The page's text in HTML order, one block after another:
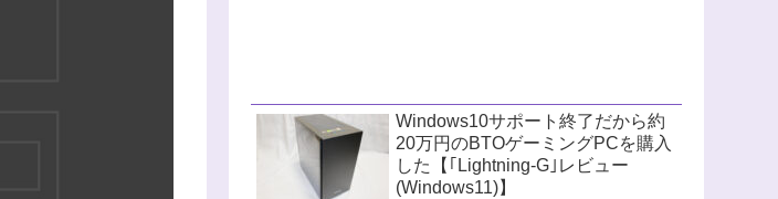
Windows10サポート終了だから約
20万円のBTOゲーミングPCを購入
した【｢Lightning-G｣レビュー
(Windows11)】